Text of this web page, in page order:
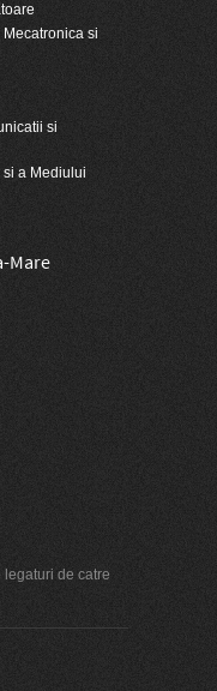
si
si
a Mediului
Mare
legaturi de catre